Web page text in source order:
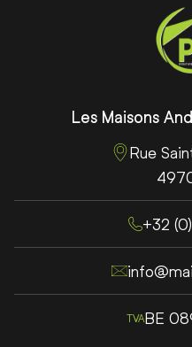
Cordonnées de Maisons
Les Maisons
Rue
+32
TVABE